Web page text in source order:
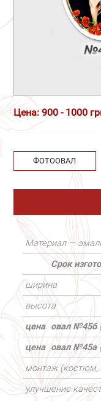
Цена: 900 - 1000
ФОТООВАЛ
Материал —
Срок
ширина
высота
цена овал №45б
цена овал №45а
монтаж (костюм,
улучшение